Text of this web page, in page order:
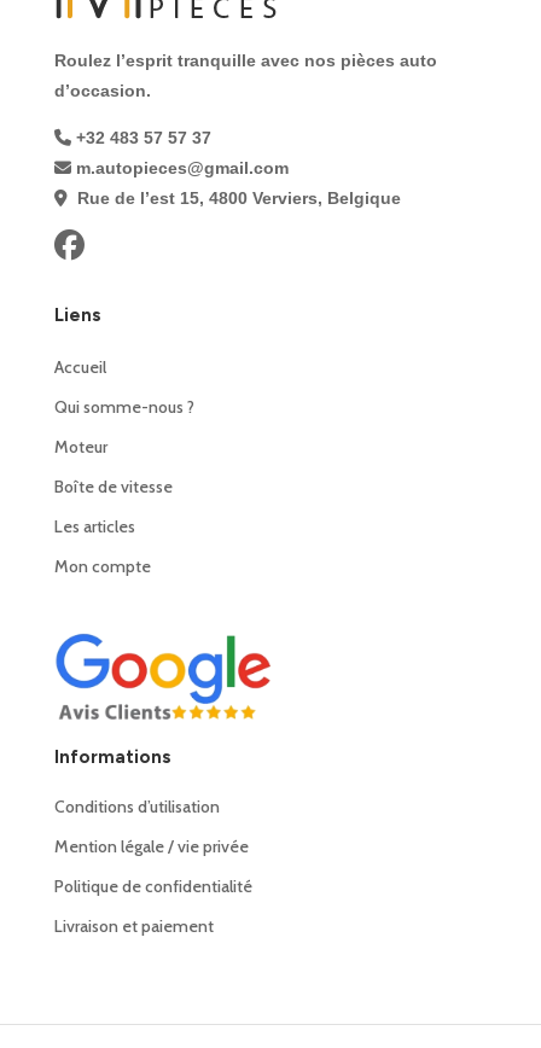
Roulez l’esprit tranquille avec nos pièces auto
d’occasion.
+32 483 57 57 37
m.autopieces@gmail.com
Rue de l’est 15, 4800 Verviers, Belgique
Liens
Accueil
Qui somme-nous ?
Moteur
Boîte de vitesse
Les articles
Mon compte
Informations
Conditions d’utilisation
Mention légale / vie privée
Politique de confidentialité
Livraison et paiement